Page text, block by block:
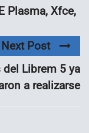
Plasma, Xfce,
Next Post
Librem 5 ya
a realizarse